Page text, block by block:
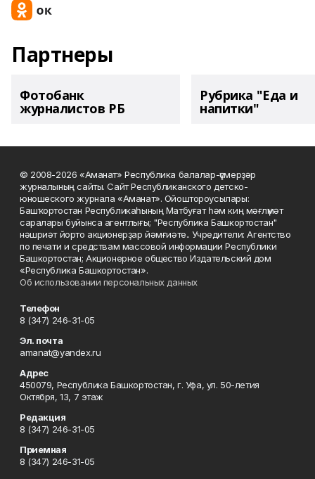
Партнеры
Фотобанк
журналистов РБ
Рубрика "Еда и
напитки"
© 2008-2026 «Аманат» Республика балалар-үҫмерҙәр
журналының сайты. Сайт Республиканского детско-
юношеского журнала «Аманат». Ойоштороусылары:
Башҡортостан Республикаһының Матбуғат һәм киң мәғлүмәт
саралары буйынса агентлығы; "Республика Башкортостан"
нәшриәт йорто акционерҙар йәмғиәте.. Учредители: Агентство
по печати и средствам массовой информации Республики
Башкортостан; Акционерное общество Издательский дом
«Республика Башкортостан».
Об использовании персональных данных
Телефон
8 (347) 246-31-05
Эл. почта
amanat@yandex.ru
Адрес
450079, Республика Башкортостан, г. Уфа, ул. 50-летия
Октября, 13, 7 этаж
Редакция
8 (347) 246-31-05
Приемная
8 (347) 246-31-05